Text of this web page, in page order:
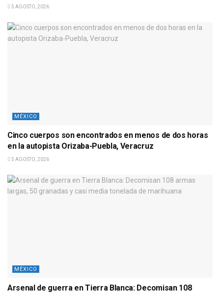
5 AGOSTO, 2026
MÉXICO
Cinco cuerpos son encontrados en menos de dos horas
en la autopista Orizaba-Puebla, Veracruz
5 AGOSTO, 2026
MÉXICO
Arsenal de guerra en Tierra Blanca: Decomisan 108